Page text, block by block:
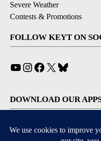
Severe Weather
Contests & Promotions
FOLLOW KEYT ON
YouTube
Instagram
Facebook
X
DOWNLOAD OUR
Available